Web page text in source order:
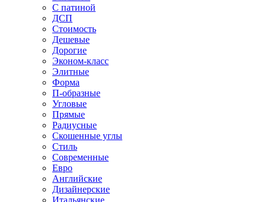
С патиной
ДСП
Стоимость
Дешевые
Дорогие
Эконом-класс
Элитные
Форма
П-образные
Угловые
Прямые
Радиусные
Скошенные углы
Стиль
Современные
Евро
Английские
Дизайнерские
Итальянские